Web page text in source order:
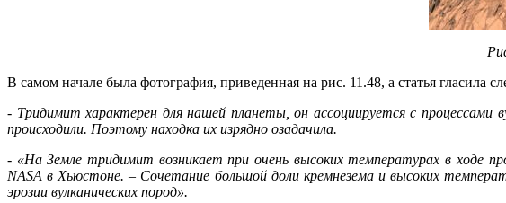
В самом начале была фотография, приведенная на рис. 11.48, а статья гласила
- Тридимит характерен для нашей планеты, он ассоциируется с процессами
происходили. Поэтому находка их изрядно озадачила.
- «На Земле тридимит возникает при очень высоких температурах в ходе
NASA в Хьюстоне. ‒ Сочетание большой доли кремнезема и высоких
эрозии вулканических пород».